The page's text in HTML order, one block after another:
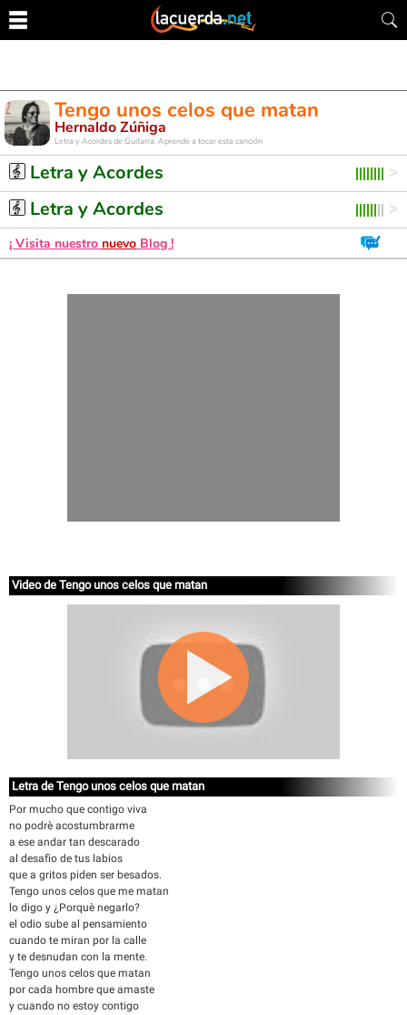
Tengo unos celos que matan
Hernaldo Zúñiga
Letra y Acordes de Guitarra. Aprende a tocar esta canción
Letra y Acordes
Letra y Acordes
¡ Visita nuestro nuevo Blog !
Video de Tengo unos celos que matan
Letra de Tengo unos celos que matan
Por mucho que contigo viva
no podrè acostumbrarme
a ese andar tan descarado
al desafìo de tus labios
que a gritos piden ser besados.
Tengo unos celos que me matan
lo digo y ¿Porquè negarlo?
el odio sube al pensamiento
cuando te miran por la calle
y te desnudan con la mente.
Tengo unos celos que matan
por cada hombre que amaste
y cuando no estoy contigo